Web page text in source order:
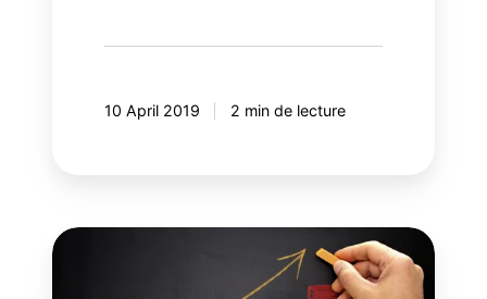
10 April 2019 2 min de lecture
Notoriété